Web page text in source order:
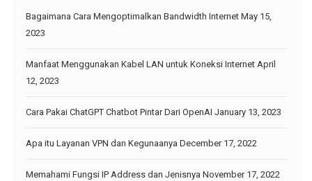
Bagaimana Cara Mengoptimalkan Bandwidth Internet May 15,
2023
Manfaat Menggunakan Kabel LAN untuk Koneksi Internet April
12, 2023
Cara Pakai ChatGPT Chatbot Pintar Dari OpenAI January 13, 2023
Apa itu Layanan VPN dan Kegunaanya December 17, 2022
Memahami Fungsi IP Address dan Jenisnya November 17, 2022